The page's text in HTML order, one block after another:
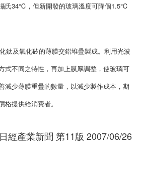
氏34℃，但新開發的玻璃溫度可降個1.5℃
鈦及氧化矽的薄膜交錯堆疊製成。利用光波
式不同之特性，再加上膜厚調整，使玻璃可
減少薄膜重疊的數量，以減少製作成本，期
提供給消費者。
經產業新聞 第11版 2007/06/26